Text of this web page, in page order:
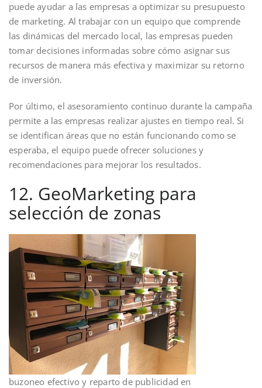
puede ayudar a las empresas a optimizar su presupuesto
de marketing. Al trabajar con un equipo que comprende
las dinámicas del mercado local, las empresas pueden
tomar decisiones informadas sobre cómo asignar sus
recursos de manera más efectiva y maximizar su retorno
de inversión.
Por último, el asesoramiento continuo durante la campaña
permite a las empresas realizar ajustes en tiempo real. Si
se identifican áreas que no están funcionando como se
esperaba, el equipo puede ofrecer soluciones y
recomendaciones para mejorar los resultados.
12. GeoMarketing para
selección de zonas
buzoneo efectivo y reparto de publicidad en